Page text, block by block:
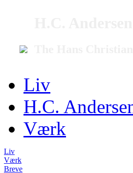
Liv
H.C.
Værk
Liv
Værk
Breve